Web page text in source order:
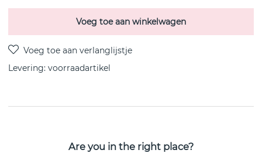
Voeg toe aan winkelwagen
Levering: voorraadartikel
Bear bangle brace Armbanden Zilver gerecycled
Zilver/rhodiumgeplateerd 60x55 van het Zweedse CU
Are you in the right place?